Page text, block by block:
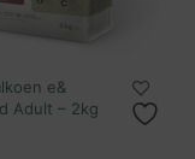
e&
Adult – 2kg